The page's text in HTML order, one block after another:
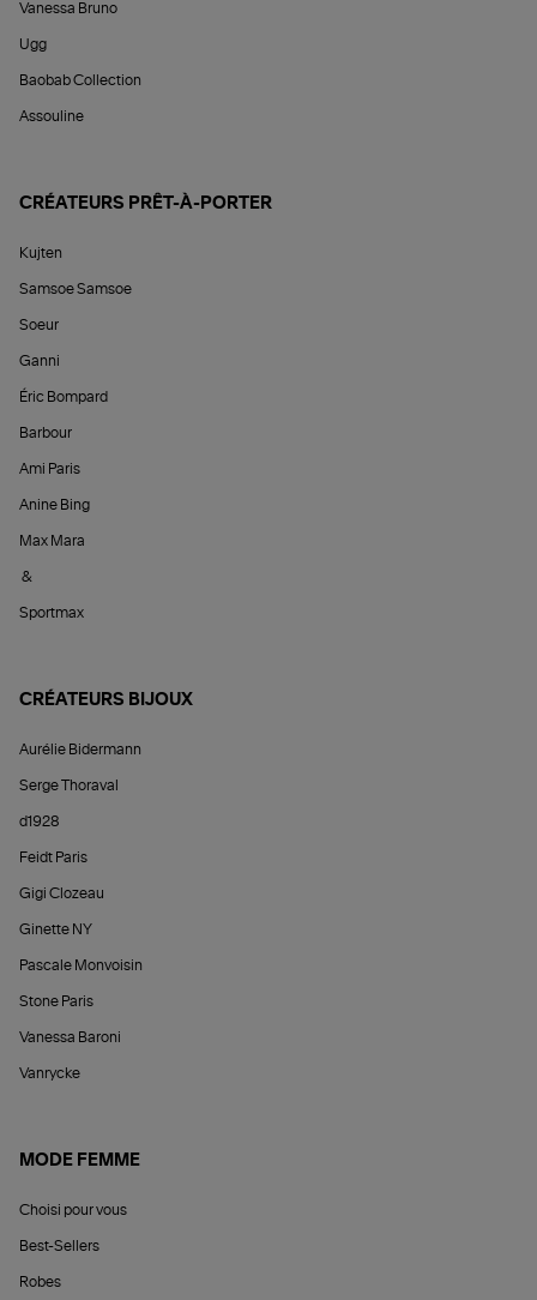
Vanessa Bruno
Ugg
Baobab Collection
Assouline
CRÉATEURS PRÊT-À-PORTER
Kujten
Samsoe Samsoe
Soeur
Ganni
Éric Bompard
Barbour
Ami Paris
Anine Bing
Max Mara
&
Sportmax
CRÉATEURS BIJOUX
Aurélie Bidermann
Serge Thoraval
d1928
Feidt Paris
Gigi Clozeau
Ginette NY
Pascale Monvoisin
Stone Paris
Vanessa Baroni
Vanrycke
MODE FEMME
Choisi pour vous
Best-Sellers
Robes